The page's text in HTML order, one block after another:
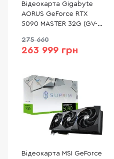
Відеокарта Gigabyte
AORUS GeForce RTX
5090 MASTER 32G (GV-
275 660
263 999 грн
Відеокарта MSI GeForce